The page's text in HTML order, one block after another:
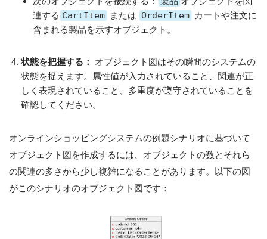
連する CartItem または OrderItem カートや注文に
含まれる製品を示すオブジェクト。
状態を把握する：
オブジェクト図はその瞬間のシステムの
状態を捉えます。属性値が入力されていること、関連が正
しく表現されていること、多重度が遵守されていることを
確認してください。
オンラインショッピングシステムの例題シナリオに基づいて
オブジェクト図を作成するには、オブジェクトの数とそれら
の関連の多さから少し複雑になることがあります。以下の図
がこのシナリオのオブジェクト図です：